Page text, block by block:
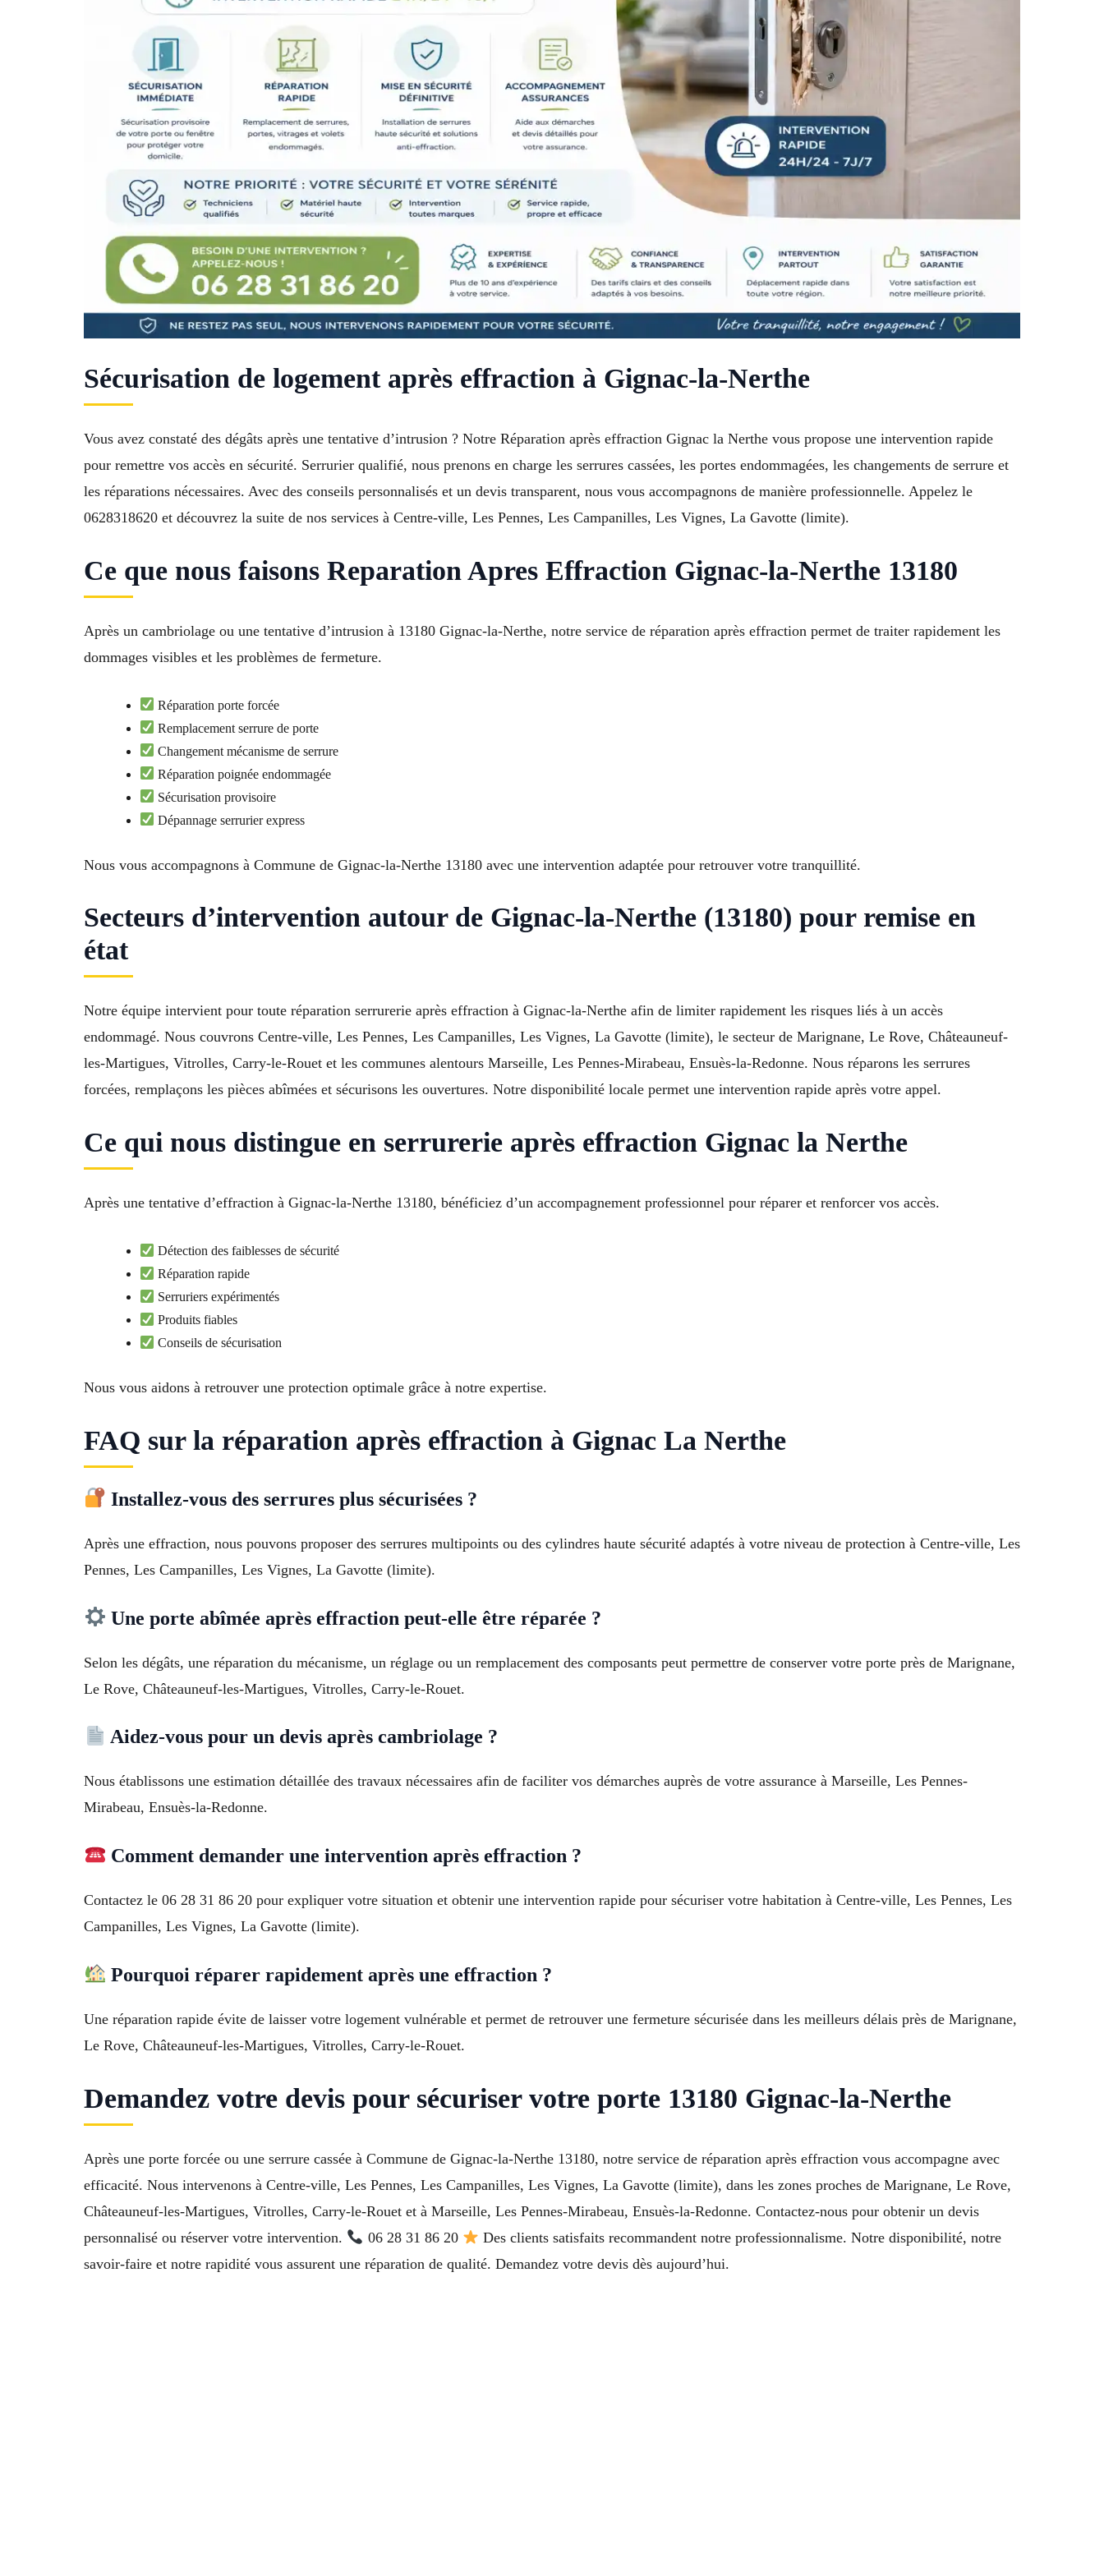
Sécurisation de logement après effraction à Gignac-la-Nerthe
Vous avez constaté des dégâts après une tentative d’intrusion ? Notre Réparation après effraction Gignac la Nerthe vous propose une intervention rapide
pour remettre vos accès en sécurité. Serrurier qualifié, nous prenons en charge les serrures cassées, les portes endommagées, les changements de serrure et
les réparations nécessaires. Avec des conseils personnalisés et un devis transparent, nous vous accompagnons de manière professionnelle. Appelez le
0628318620 et découvrez la suite de nos services à Centre-ville, Les Pennes, Les Campanilles, Les Vignes, La Gavotte (limite).
Ce que nous faisons Reparation Apres Effraction Gignac-la-Nerthe 13180
Après un cambriolage ou une tentative d’intrusion à 13180 Gignac-la-Nerthe, notre service de réparation après effraction permet de traiter rapidement les
dommages visibles et les problèmes de fermeture.
Réparation porte forcée
Remplacement serrure de porte
Changement mécanisme de serrure
Réparation poignée endommagée
Sécurisation provisoire
Dépannage serrurier express
Nous vous accompagnons à Commune de Gignac-la-Nerthe 13180 avec une intervention adaptée pour retrouver votre tranquillité.
Secteurs d’intervention autour de Gignac-la-Nerthe (13180) pour remise en
état
Notre équipe intervient pour toute réparation serrurerie après effraction à Gignac-la-Nerthe afin de limiter rapidement les risques liés à un accès
endommagé. Nous couvrons Centre-ville, Les Pennes, Les Campanilles, Les Vignes, La Gavotte (limite), le secteur de Marignane, Le Rove, Châteauneuf-
les-Martigues, Vitrolles, Carry-le-Rouet et les communes alentours Marseille, Les Pennes-Mirabeau, Ensuès-la-Redonne. Nous réparons les serrures
forcées, remplaçons les pièces abîmées et sécurisons les ouvertures. Notre disponibilité locale permet une intervention rapide après votre appel.
Ce qui nous distingue en serrurerie après effraction Gignac la Nerthe
Après une tentative d’effraction à Gignac-la-Nerthe 13180, bénéficiez d’un accompagnement professionnel pour réparer et renforcer vos accès.
Détection des faiblesses de sécurité
Réparation rapide
Serruriers expérimentés
Produits fiables
Conseils de sécurisation
Nous vous aidons à retrouver une protection optimale grâce à notre expertise.
FAQ sur la réparation après effraction à Gignac La Nerthe
Installez-vous des serrures plus sécurisées ?
Après une effraction, nous pouvons proposer des serrures multipoints ou des cylindres haute sécurité adaptés à votre niveau de protection à Centre-ville, Les
Pennes, Les Campanilles, Les Vignes, La Gavotte (limite).
Une porte abîmée après effraction peut-elle être réparée ?
Selon les dégâts, une réparation du mécanisme, un réglage ou un remplacement des composants peut permettre de conserver votre porte près de Marignane,
Le Rove, Châteauneuf-les-Martigues, Vitrolles, Carry-le-Rouet.
Aidez-vous pour un devis après cambriolage ?
Nous établissons une estimation détaillée des travaux nécessaires afin de faciliter vos démarches auprès de votre assurance à Marseille, Les Pennes-
Mirabeau, Ensuès-la-Redonne.
Comment demander une intervention après effraction ?
Contactez le 06 28 31 86 20 pour expliquer votre situation et obtenir une intervention rapide pour sécuriser votre habitation à Centre-ville, Les Pennes, Les
Campanilles, Les Vignes, La Gavotte (limite).
Pourquoi réparer rapidement après une effraction ?
Une réparation rapide évite de laisser votre logement vulnérable et permet de retrouver une fermeture sécurisée dans les meilleurs délais près de Marignane,
Le Rove, Châteauneuf-les-Martigues, Vitrolles, Carry-le-Rouet.
Demandez votre devis pour sécuriser votre porte 13180 Gignac-la-Nerthe
Après une porte forcée ou une serrure cassée à Commune de Gignac-la-Nerthe 13180, notre service de réparation après effraction vous accompagne avec
efficacité. Nous intervenons à Centre-ville, Les Pennes, Les Campanilles, Les Vignes, La Gavotte (limite), dans les zones proches de Marignane, Le Rove,
Châteauneuf-les-Martigues, Vitrolles, Carry-le-Rouet et à Marseille, Les Pennes-Mirabeau, Ensuès-la-Redonne. Contactez-nous pour obtenir un devis
personnalisé ou réserver votre intervention.
06 28 31 86 20
Des clients satisfaits recommandent notre professionnalisme. Notre disponibilité, notre
savoir-faire et notre rapidité vous assurent une réparation de qualité. Demandez votre devis dès aujourd’hui.